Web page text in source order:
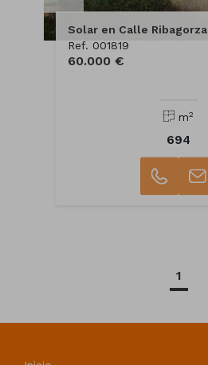
Solar en Calle Ribagorza
Ref. 001819
60.000 €
m2
694
1